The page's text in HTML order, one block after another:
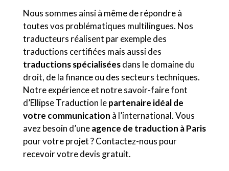
Nous sommes ainsi à même de répondre à
toutes vos problématiques multilingues. Nos
traducteurs réalisent par exemple des
traductions certifiées mais aussi des
traductions spécialiséesdans le domaine du
droit, de la finance ou des secteurs techniques.
Notre expérience et notre savoir-faire font
d’Ellipse Traduction lepartenaire idéal de
votre communication à l’international. Vous
avez besoin d’uneagence de traduction à Paris
pour votre projet ? Contactez-nous pour
recevoir votre devis gratuit.